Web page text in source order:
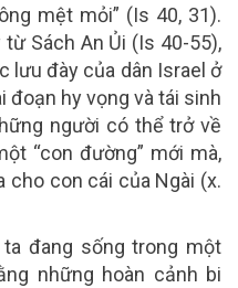
mệt mỏi” (Is 40, 31).
Sách An Ủi (Is 40-55),
lưu đày của dân Israel ở
đoạn hy vọng và tái sinh
người có thể trở về
“con đường” mới mà,
cho con cái của Ngài (x.
ta đang sống trong một
những hoàn cảnh bi